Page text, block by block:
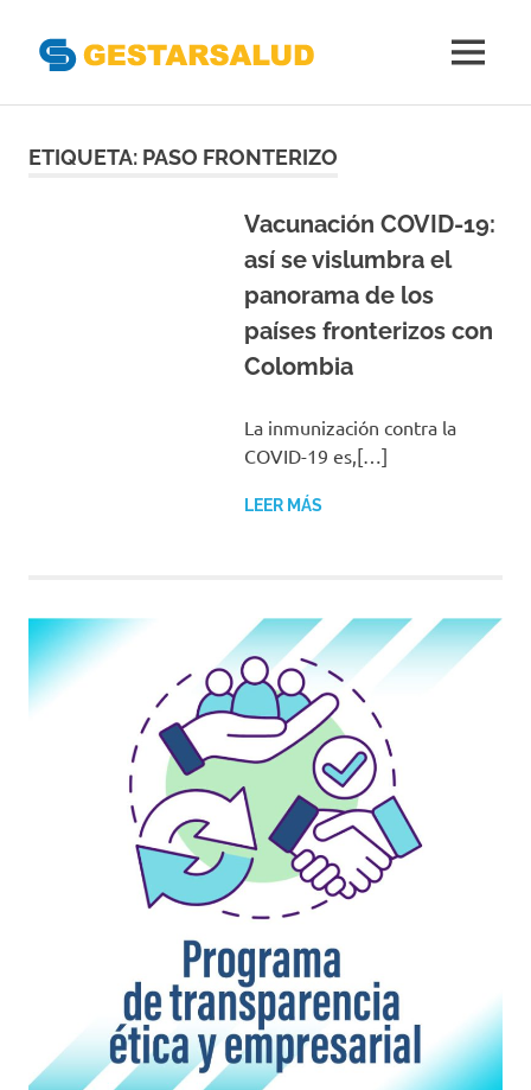
Gestoras
MENÚ
ETIQUETA: PASO FRONTERIZO
Vacunación COVID-19:
así se vislumbra el
panorama de los
países fronterizos con
Colombia
La inmunización contra la
COVID-19 es,[…]
LEER MÁS